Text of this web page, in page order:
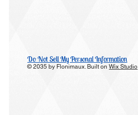
Do Not Sell My Personal Information
© 2035 by Flonimaux. Built onWix Studio